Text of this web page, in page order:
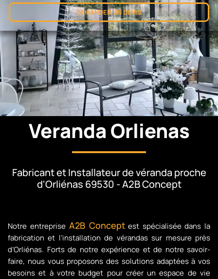
DEMANDER UN DEVIS
Veranda Orlienas
Fabricant et Installateur de véranda proche
d'Orliénas 69530 - A2B Concept
Notre entrepriseA2B Conceptest spécialisée dans la
fabrication et l’installation de vérandas sur mesure près
d’Orliénas. Forts de notre expérience et de notre savoir-
faire, nous vous proposons des solutions adaptées à vos
besoins et à votre budget pour créer un espace de vie